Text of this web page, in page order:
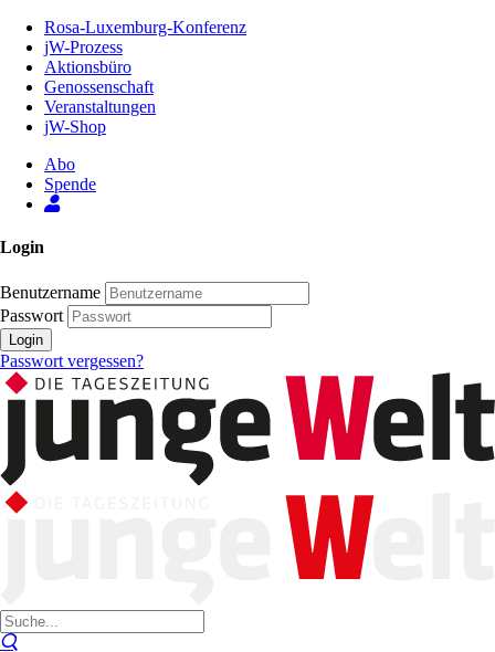
Inhalt
Seite
Rosa-Luxemburg-Konferenz
jW-Prozess
Aktionsbüro
Genossenschaft
Veranstaltungen
jW-Shop
Abo
Spende
Login
Benutzername
Passwort
Login
Passwort vergessen?